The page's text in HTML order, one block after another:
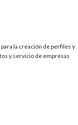
la creación de perfiles y
y servicio de empresas